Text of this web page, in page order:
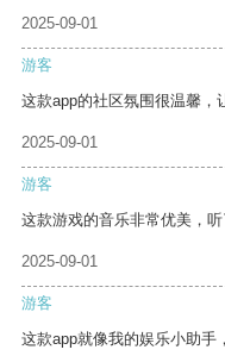
2025-09-01
游客
这款app的社区氛围很温馨，
2025-09-01
游客
这款游戏的音乐非常优美，听
2025-09-01
游客
这款app就像我的娱乐小助手